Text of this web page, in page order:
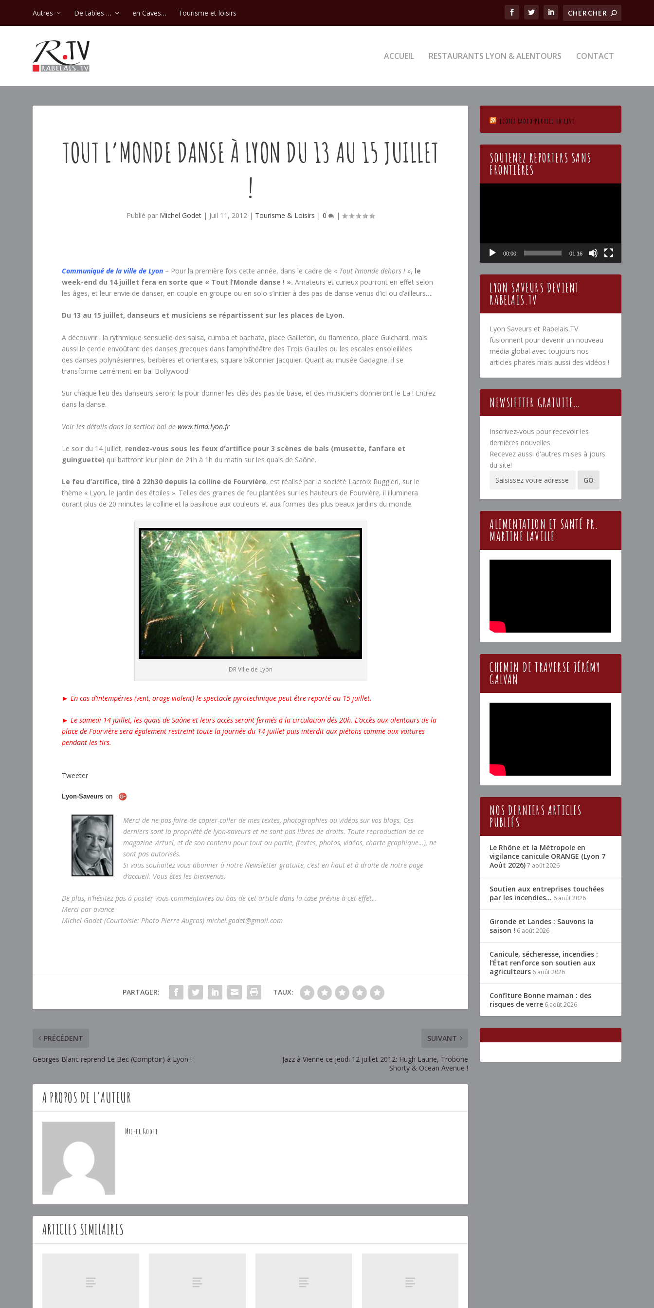
Autres De tables … en Caves… Tourisme et loisirs
ACCUEIL RESTAURANTS LYON & ALENTOURS CONTACT
TOUT L’MONDE DANSE À LYON DU 13 AU 15 JUILLET
!
Publié par Michel Godet | Juil 11, 2012 | Tourisme & Loisirs |0 |
Communiqué de la ville de Lyon – Pour la première fois cette année, dans le cadre de « Tout l’monde dehors ! », le
week-end du 14 juillet fera en sorte que « Tout l’Monde danse ! ». Amateurs et curieux pourront en effet selon
les âges, et leur envie de danser, en couple en groupe ou en solo s’initier à des pas de danse venus d’ici ou d’ailleurs….
Du 13 au 15 juillet, danseurs et musiciens se répartissent sur les places de Lyon.
A découvrir : la rythmique sensuelle des salsa, cumba et bachata, place Gailleton, du flamenco, place Guichard, mais
aussi le cercle envoûtant des danses grecques dans l’amphithéâtre des Trois Gaulles ou les escales ensoleillées
des danses polynésiennes, berbères et orientales, square bâtonnier Jacquier. Quant au musée Gadagne, il se
transforme carrément en bal Bollywood.
Sur chaque lieu des danseurs seront la pour donner les clés des pas de base, et des musiciens donneront le La ! Entrez
dans la danse.
Voir les détails dans la section bal dewww.tlmd.lyon.fr
Le soir du 14 juillet, rendez-vous sous les feux d’artifice pour 3 scènes de bals (musette, fanfare et
guinguette) qui battront leur plein de 21h à 1h du matin sur les quais de Saône.
Le feu d’artifice, tiré à 22h30 depuis la colline de Fourvière, est réalisé par la société Lacroix Ruggieri, sur le
thème « Lyon, le jardin des étoiles ». Telles des graines de feu plantées sur les hauteurs de Fourvière, il illuminera
durant plus de 20 minutes la colline et la basilique aux couleurs et aux formes des plus beaux jardins du monde.
DR Ville de Lyon
► En cas d’intempéries (vent, orage violent) le spectacle pyrotechnique peut être reporté au 15 juillet.
► Le samedi 14 juillet, les quais de Saône et leurs accès seront fermés à la circulation dés 20h. L’accès aux alentours de la
place de Fourvière sera également restreint toute la journée du 14 juillet puis interdit aux piétons comme aux voitures
pendant les tirs.
Tweeter
Lyon-Saveurs on
Merci de ne pas faire de copier-coller de mes textes, photographies ou vidéos sur vos blogs. Ces
derniers sont la propriété de lyon-saveurs et ne sont pas libres de droits. Toute reproduction de ce
magazine virtuel, et de son contenu pour tout ou partie, (textes, photos, vidéos, charte graphique…), ne
sont pas autorisés.
Si vous souhaitez vous abonner à notre Newsletter gratuite, c’est en haut et à droite de notre page
d’accueil. Vous êtes les bienvenus.
De plus, n’hésitez pas à poster vous commentaires au bas de cet article dans la case prévue à cet effet…
Merci par avance
Michel Godet (Courtoisie: Photo Pierre Augros) michel.godet@gmail.com
PARTAGER: TAUX:
PRÉCÉDENT
Georges Blanc reprend Le Bec (Comptoir) à Lyon !
SUIVANT
Jazz à Vienne ce jeudi 12 juillet 2012: Hugh Laurie, Trobone
Shorty & Ocean Avenue !
A PROPOS DE L'AUTEUR
Michel Godet
ARTICLES SIMILAIRES
ECOTEZ RADIO PLURIEL EN LIVE
SOUTENEZ REPORTERS SANS
FRONTIÈRES
00:00 01:16
LYON SAVEURS DEVIENT
RABELAIS.TV
Lyon Saveurs et Rabelais.TV
fusionnent pour devenir un nouveau
média global avec toujours nos
articles phares mais aussi des vidéos !
NEWSLETTER GRATUITE…
Inscrivez-vous pour recevoir les
dernières nouvelles.
Recevez aussi d'autres mises à jours
du site!
ALIMENTATION ET SANTÉ PR.
MARTINE LAVILLE
CHEMIN DE TRAVERSE JÉRÉMY
GALVAN
NOS DERNIERS ARTICLES
PUBLIÉS
Le Rhône et la Métropole en
vigilance canicule ORANGE (Lyon 7
Août 2026)7 août 2026
Soutien aux entreprises touchées
par les incendies… 6 août 2026
Gironde et Landes : Sauvons la
saison ! 6 août 2026
Canicule, sécheresse, incendies :
l’État renforce son soutien aux
agriculteurs 6 août 2026
Confiture Bonne maman : des
risques de verre 6 août 2026